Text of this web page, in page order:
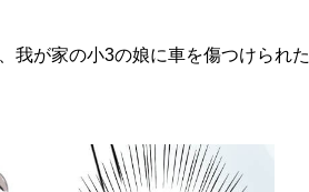
我が家の小3の娘に車を傷つけられた